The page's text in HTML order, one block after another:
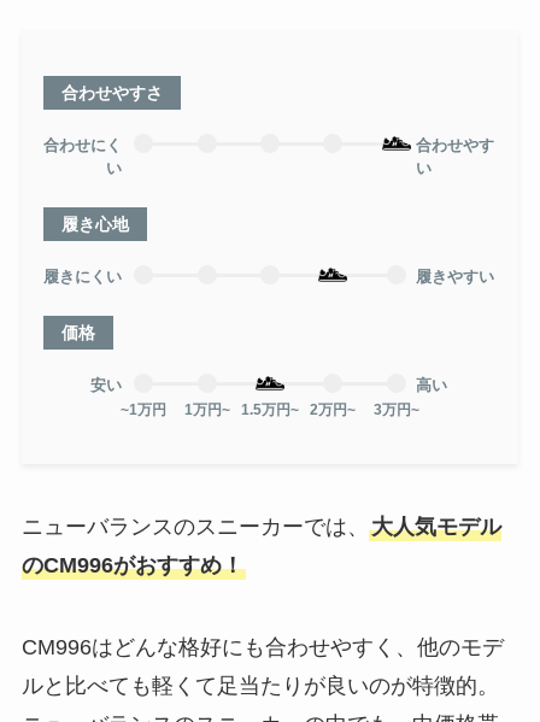
合わせやすさ
合わせにく
い
合わせやす
い
履き心地
履きにくい 履きやすい
価格
安い
~1万円 1万円~ 1.5万円~ 2万円~ 3万円~
高い
ニューバランスのスニーカーでは、 大人気モデル
のCM996がおすすめ！
CM996はどんな格好にも合わせやすく、他のモデ
ルと比べても軽くて足当たりが良いのが特徴的。